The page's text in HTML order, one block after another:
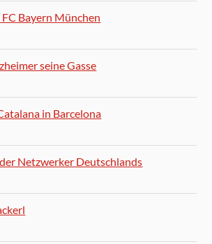
Bayern München
seine Gasse
in Barcelona
Netzwerker Deutschlands